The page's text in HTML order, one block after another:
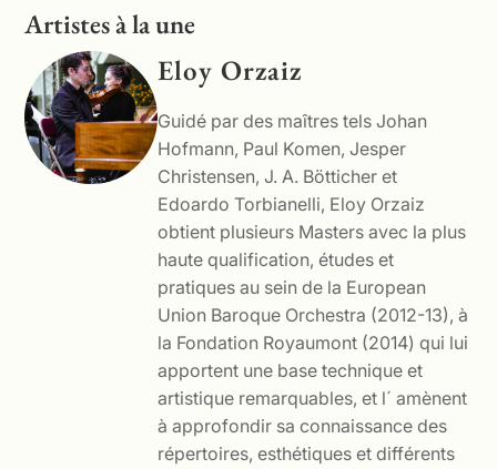
Artistes à la une
Eloy Orzaiz
Guidé par des maîtres tels Johan
Hofmann, Paul Komen, Jesper
Christensen, J. A. Bötticher et
Edoardo Torbianelli, Eloy Orzaiz
obtient plusieurs Masters avec la plus
haute qualification, études et
pratiques au sein de la European
Union Baroque Orchestra (2012-13), à
la Fondation Royaumont (2014) qui lui
apportent une base technique et
artistique remarquables, et l´ amènent
à approfondir sa connaissance des
répertoires, esthétiques et différents